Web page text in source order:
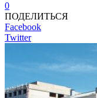
0
ПОДЕЛИТЬСЯ
Facebook
Twitter